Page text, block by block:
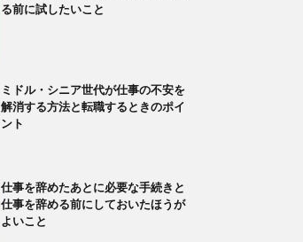
る前に試したいこと
ミドル・シニア世代が仕事の不安を
解消する方法と転職するときのポイ
ント
仕事を辞めたあとに必要な手続きと
仕事を辞める前にしておいたほうが
よいこと